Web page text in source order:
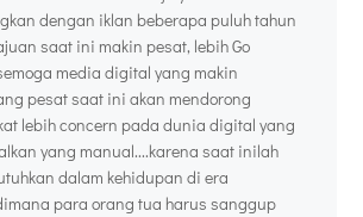
dengan iklan beberapa puluh tahun
saat ini makin pesat, lebih Go
media digital yang makin
pesat saat ini akan mendorong
lebih concern pada dunia digital yang
yang manual....karena saat inilah
dalam kehidupan di era
para orang tua harus sanggup